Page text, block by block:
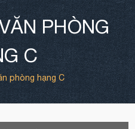
PHÒNG
C
phòng hạng C